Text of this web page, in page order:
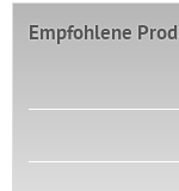
Empfohlene